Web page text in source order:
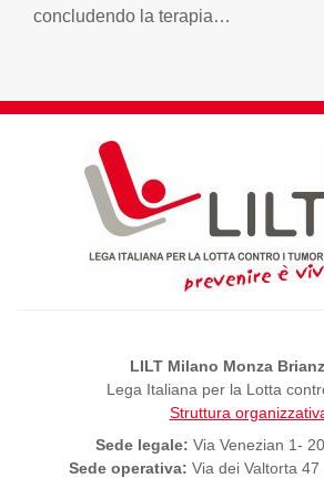
concludendo la terapia…
LILT Milano Monza
Lega Italiana per la Lotta
Struttura
Sede legale: Via Venezian 1-
Sede operativa: Via dei Valtorta